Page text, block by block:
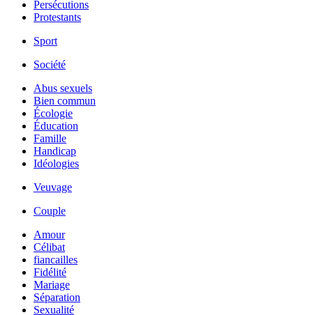
Persécutions
Protestants
Sport
Société
Abus sexuels
Bien commun
Écologie
Éducation
Famille
Handicap
Idéologies
Veuvage
Couple
Amour
Célibat
fiancailles
Fidélité
Mariage
Séparation
Sexualité